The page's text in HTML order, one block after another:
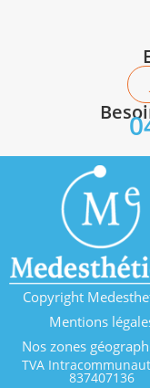
Copyright
Mentions
Nos zones
TVA
837407136